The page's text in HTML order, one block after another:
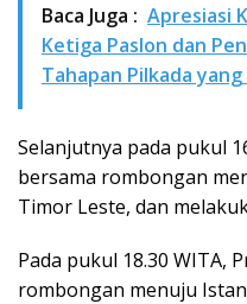
Baca Juga : Apresiasi
Ketiga Paslon dan
Tahapan Pilkada
Selanjutnya pada pukul
bersama rombongan
Timor Leste, dan
Pada pukul 18.30 WITA,
rombongan menuju